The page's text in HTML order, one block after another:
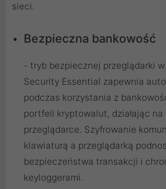
sieci.
Bezpieczna bankowość
- tryb bezpiecznej przeglądarki w
Security Essential zapewnia
podczas korzystania z
portfeli kryptowalut, działając
przeglądarce. Szyfrowanie
klawiaturą a przeglądarką
bezpieczeństwa transakcji i
keyloggerami.